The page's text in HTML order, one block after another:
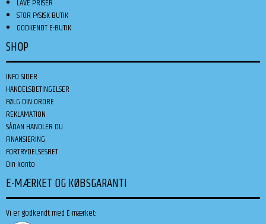
LAVE PRISER
STOR FYSISK BUTIK
GODKENDT E-BUTIK
SHOP
INFO SIDER
HANDELSBETINGELSER
FØLG DIN ORDRE
REKLAMATION
SÅDAN HANDLER DU
FINANSIERING
FORTRYDELSESRET
Din konto
E-MÆRKET OG KØBSGARANTI
Vi er godkendt med E-mærket: